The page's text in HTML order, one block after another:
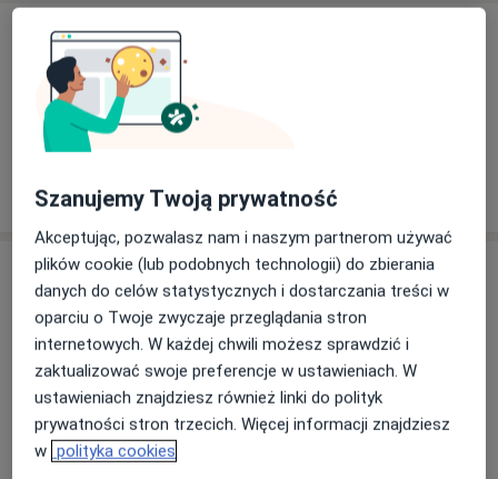
Usługi i ceny
Konsultacja neurologiczna
Od 250 zł Szczegóły
W jaki sposób ustalane są ceny?
Adresy (5)
Adres 1 Adres 2 Adres 3 Adres 4
Szpital Powiatowy im. Tadeusza
Malińskiego
Chełmońskiego 1,
Szanujemy Twoją prywatność
Akceptując, pozwalasz nam i naszym partnerom używać
plików cookie (lub podobnych technologii) do zbierania
danych do celów statystycznych i dostarczania treści w
oparciu o Twoje zwyczaje przeglądania stron
internetowych. W każdej chwili możesz sprawdzić i
zaktualizować swoje preferencje w ustawieniach. W
ustawieniach znajdziesz również linki do polityk
prywatności stron trzecich. Więcej informacji znajdziesz
w polityka cookies